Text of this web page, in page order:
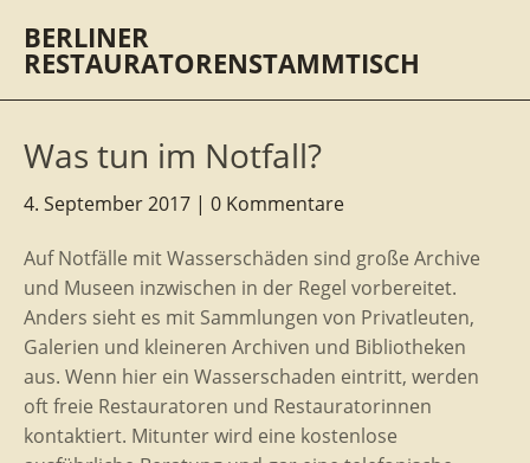
BERLINER
RESTAURATORENSTAMMTISCH
Was tun im Notfall?
4. September 2017 0 Kommentare
Auf Notfälle mit Wasserschäden sind große Archive
und Museen inzwischen in der Regel vorbereitet.
Anders sieht es mit Sammlungen von Privatleuten,
Galerien und kleineren Archiven und Bibliotheken
aus. Wenn hier ein Wasserschaden eintritt, werden
oft freie Restauratoren und Restauratorinnen
kontaktiert. Mitunter wird eine kostenlose